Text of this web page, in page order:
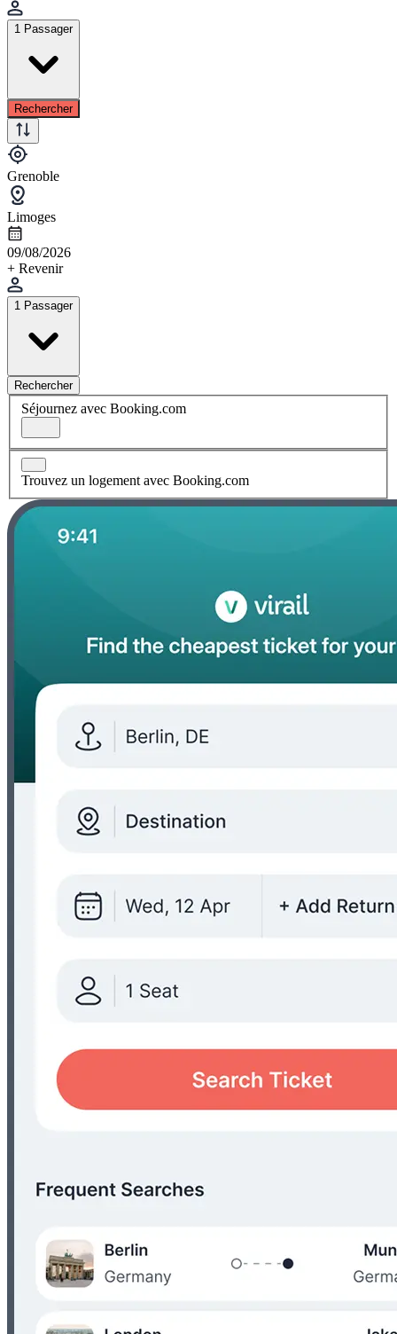
1 Passager
Rechercher
Grenoble
Limoges
09/08/2026
+ Revenir
1 Passager
Rechercher
Séjournez avec Booking.com
Trouvez un logement avec Booking.com